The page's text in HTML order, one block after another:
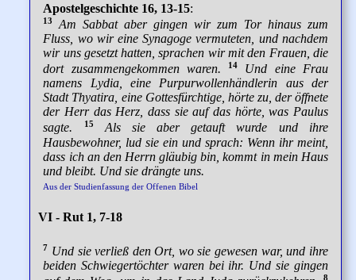
Apostelgeschichte 16, 13-15:
13
Am Sabbat aber gingen wir zum Tor hinaus zum
Fluss, wo wir eine Synagoge vermuteten, und nachdem
wir uns gesetzt hatten, sprachen wir mit den Frauen, die
dort zusammengekommen waren.
14
Und eine Frau
namens Lydia, eine Purpurwollenhändlerin aus der
Stadt Thyatira, eine Gottesfürchtige, hörte zu, der öffnete
der Herr das Herz, dass sie auf das hörte, was Paulus
sagte.
15
Als sie aber getauft wurde und ihre
Hausbewohner, lud sie ein und sprach: Wenn ihr meint,
dass ich an den Herrn gläubig bin, kommt in mein Haus
und bleibt. Und sie drängte uns.
Aus der Studienfassung der Offenen Bibel
VI - Rut 1, 7-18
7 Und sie verließ den Ort, wo sie gewesen war, und ihre
beiden Schwiegertöchter waren bei ihr. Und sie gingen
8